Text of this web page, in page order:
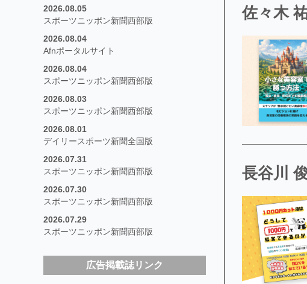
2026.08.05
スポーツニッポン新聞西部版
2026.08.04
Afnポータルサイト
2026.08.04
スポーツニッポン新聞西部版
2026.08.03
スポーツニッポン新聞西部版
2026.08.01
デイリースポーツ新聞全国版
2026.07.31
スポーツニッポン新聞西部版
2026.07.30
スポーツニッポン新聞西部版
2026.07.29
スポーツニッポン新聞西部版
広告掲載誌リンク
佐々木
長谷川